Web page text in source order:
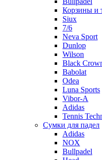
Корзины и
Siux
7/6
Neva Sport
Dunlop
Wilson
Black
Babolat
Odea
Luna Sports
Vibor-A
Adidas
Tennis
Сумки для падел
Adidas
NOX
Bullpadel